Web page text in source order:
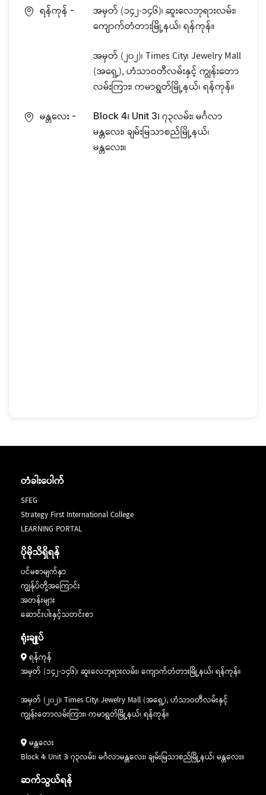
ရန်ကုန် -
အမှတ် (၁၄၂-၁၄၆)၊ ဆူးလေဘုရားလမ်း၊
ကျောက်တံတားမြို့နယ်၊ ရန်ကုန်။
အမှတ် (၂၀၂)၊ Times City၊ Jewelry Mall
(အရှေ့), ဟံသာဝတီလမ်းနှင့် ကျွန်းတော
လမ်းကြား၊ ကမာရွတ်မြို့နယ်၊ ရန်ကုန်။
မန္တလေး - Block 4၊ Unit 3၊ ၇၃လမ်း၊ မင်္ဂလာ
မန္တလေး၊ ချမ်းမြသာစည်မြို့နယ်၊
မန္တလေး။
တံခါးပေါက်
SFEG
Strategy First International College
LEARNING PORTAL
ပိုမိုသိရှိရန်
ပင်မစာမျက်နှာ
ကျွန်ုပ်တို့အကြောင်း
အတန်းများ
ဆောင်းပါးနှင့်သတင်းစာ
ရုံးချုပ်
ရန်ကုန်
အမှတ် (၁၄၂-၁၄၆)၊ ဆူးလေဘုရားလမ်း၊ ကျောက်တံတားမြို့နယ်၊ ရန်ကုန်။
အမှတ် (၂၀၂)၊ Times City၊ Jewelry Mall (အရှေ့), ဟံသာဝတီလမ်းနှင့်
ကျွန်းတောလမ်းကြား၊ ကမာရွတ်မြို့နယ်၊ ရန်ကုန်။
မန္တလေး
Block 4၊ Unit 3၊ ၇၃လမ်း၊ မင်္ဂလာမန္တလေး၊ ချမ်းမြသာစည်မြို့နယ်၊ မန္တလေး။
ဆက်သွယ်ရန်